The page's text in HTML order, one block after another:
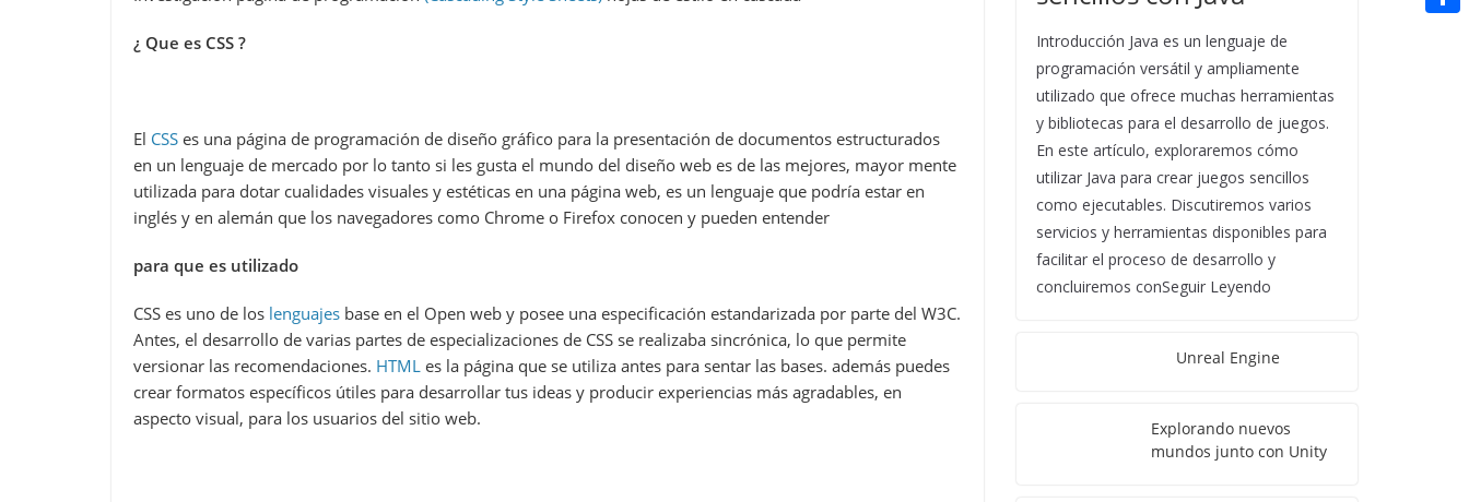
¿ Que es CSS ?
El CSS es una página de programación de diseño gráfico para la presentación de documentos estructurados
en un lenguaje de mercado por lo tanto si les gusta el mundo del diseño web es de las mejores, mayor mente
utilizada para dotar cualidades visuales y estéticas en una página web, es un lenguaje que podría estar en
inglés y en alemán que los navegadores como Chrome o Firefox conocen y pueden entender
para que es utilizado
CSS es uno de los lenguajes base en el Open web y posee una especificación estandarizada por parte del W3C.
Antes, el desarrollo de varias partes de especializaciones de CSS se realizaba sincrónica, lo que permite
versionar las recomendaciones. HTML es la página que se utiliza antes para sentar las bases. además puedes
crear formatos específicos útiles para desarrollar tus ideas y producir experiencias más agradables, en
aspecto visual, para los usuarios del sitio web.
Introducción Java es un lenguaje de
programación versátil y ampliamente
utilizado que ofrece muchas herramientas
y bibliotecas para el desarrollo de juegos.
En este artículo, exploraremos cómo
utilizar Java para crear juegos sencillos
como ejecutables. Discutiremos varios
servicios y herramientas disponibles para
facilitar el proceso de desarrollo y
concluiremos conSeguir Leyendo
Unreal Engine
Explorando nuevos
mundos junto con Unity
n
a